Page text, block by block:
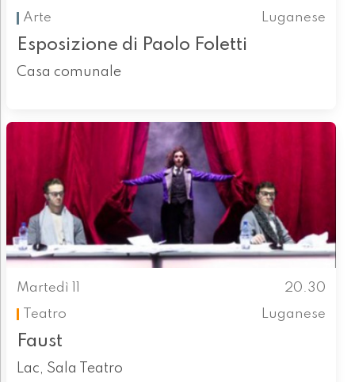
Arte
Luganese
Esposizione di Paolo Foletti
Casa comunale
Martedì 11
20.30
Teatro
Luganese
Faust
Lac, Sala Teatro